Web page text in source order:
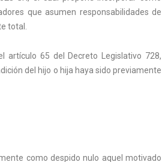
que asumen responsabilidades de
total.
artículo 65 delDecreto Legislativo 728,
del hijo o hija haya sido previamente
como despido nulo aquel motivado